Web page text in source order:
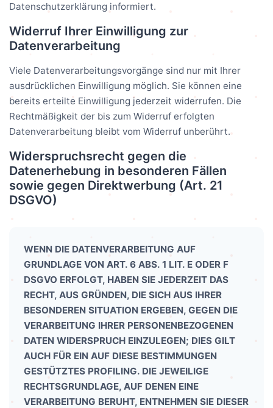
Datenschutzerklärung informiert.
Widerruf Ihrer Einwilligung zur
Datenverarbeitung
Viele Datenverarbeitungsvorgänge sind nur mit Ihrer
ausdrücklichen Einwilligung möglich. Sie können eine
bereits erteilte Einwilligung jederzeit widerrufen. Die
Rechtmäßigkeit der bis zum Widerruf erfolgten
Datenverarbeitung bleibt vom Widerruf unberührt.
Widerspruchsrecht gegen die
Datenerhebung in besonderen Fällen
sowie gegen Direktwerbung (Art. 21
DSGVO)
WENN DIE DATENVERARBEITUNG AUF
GRUNDLAGE VON ART. 6 ABS. 1 LIT. E ODER F
DSGVO ERFOLGT, HABEN SIE JEDERZEIT DAS
RECHT, AUS GRÜNDEN, DIE SICH AUS IHRER
BESONDEREN SITUATION ERGEBEN, GEGEN DIE
VERARBEITUNG IHRER PERSONENBEZOGENEN
DATEN WIDERSPRUCH EINZULEGEN; DIES GILT
AUCH FÜR EIN AUF DIESE BESTIMMUNGEN
GESTÜTZTES PROFILING. DIE JEWEILIGE
RECHTSGRUNDLAGE, AUF DENEN EINE
VERARBEITUNG BERUHT, ENTNEHMEN SIE DIESER